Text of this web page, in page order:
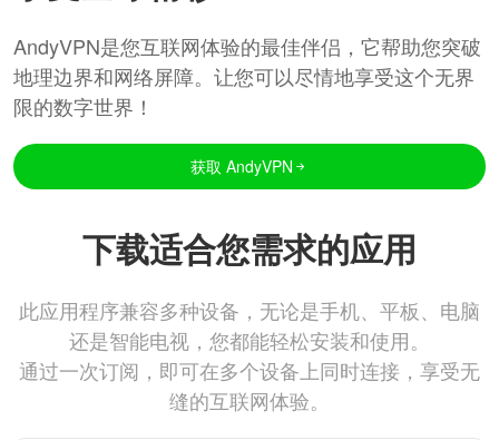
AndyVPN是您互联网体验的最佳伴侣，它帮助您突破
地理边界和网络屏障。让您可以尽情地享受这个无界
限的数字世界！
获取 AndyVPN
下载适合您需求的应用
此应用程序兼容多种设备，无论是手机、平板、电脑
还是智能电视，您都能轻松安装和使用。
通过一次订阅，即可在多个设备上同时连接，享受无
缝的互联网体验。